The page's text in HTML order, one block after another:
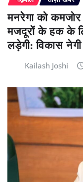
मनरेगा को
मजदूरों के हक के
लड़ेगी: विकास नेगी
Kailash Joshi